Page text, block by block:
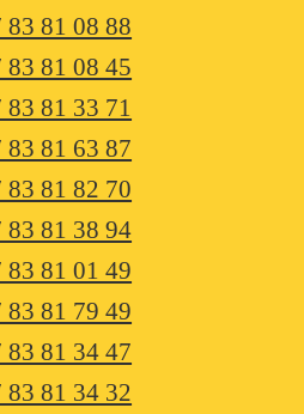
83 81 08 88
83 81 08 45
83 81 33 71
83 81 63 87
83 81 82 70
83 81 38 94
83 81 01 49
83 81 79 49
83 81 34 47
83 81 34 32